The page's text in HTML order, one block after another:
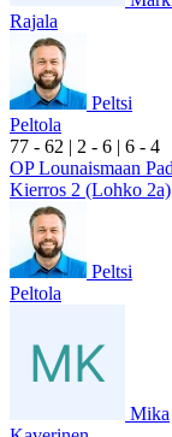
Rajala
Peltsi
Peltola
77 - 62 | 2 - 6 | 6 - 4
OP Lounaismaan
Kierros 2 (Lohko 2a)
Peltsi
Peltola
Mika